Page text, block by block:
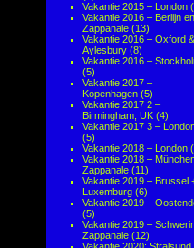
Vakantie 2015 – London
Vakantie 2016 – Berlijn en
Zappanale (13)
Vakantie 2016 – Oxford &
Aylesbury (8)
Vakantie 2016 –
(5)
Vakantie 2017 –
Kopenhagen (5)
Vakantie 2017 2 –
Birmingham, UK (4)
Vakantie 2017 3 –
(5)
Vakantie 2018 – London
Vakantie 2018 –
Zappanale (11)
Vakantie 2019 – Brussel
Luxemburg (6)
Vakantie 2019 –
(5)
Vakantie 2019 –
Zappanale (12)